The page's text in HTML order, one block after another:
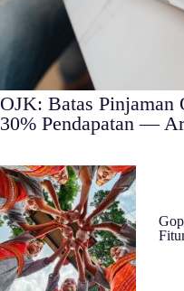
OJK: Batas Pinjaman
30% Pendapatan —